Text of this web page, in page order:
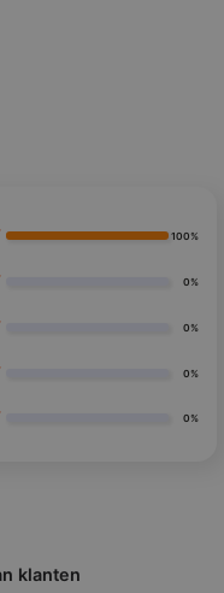
100%
0%
0%
0%
0%
klanten